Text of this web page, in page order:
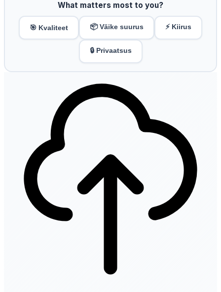
What matters most to you?
🎯 Kvaliteet 📦 Väike suurus ⚡ Kiirus
🔒 Privaatsus